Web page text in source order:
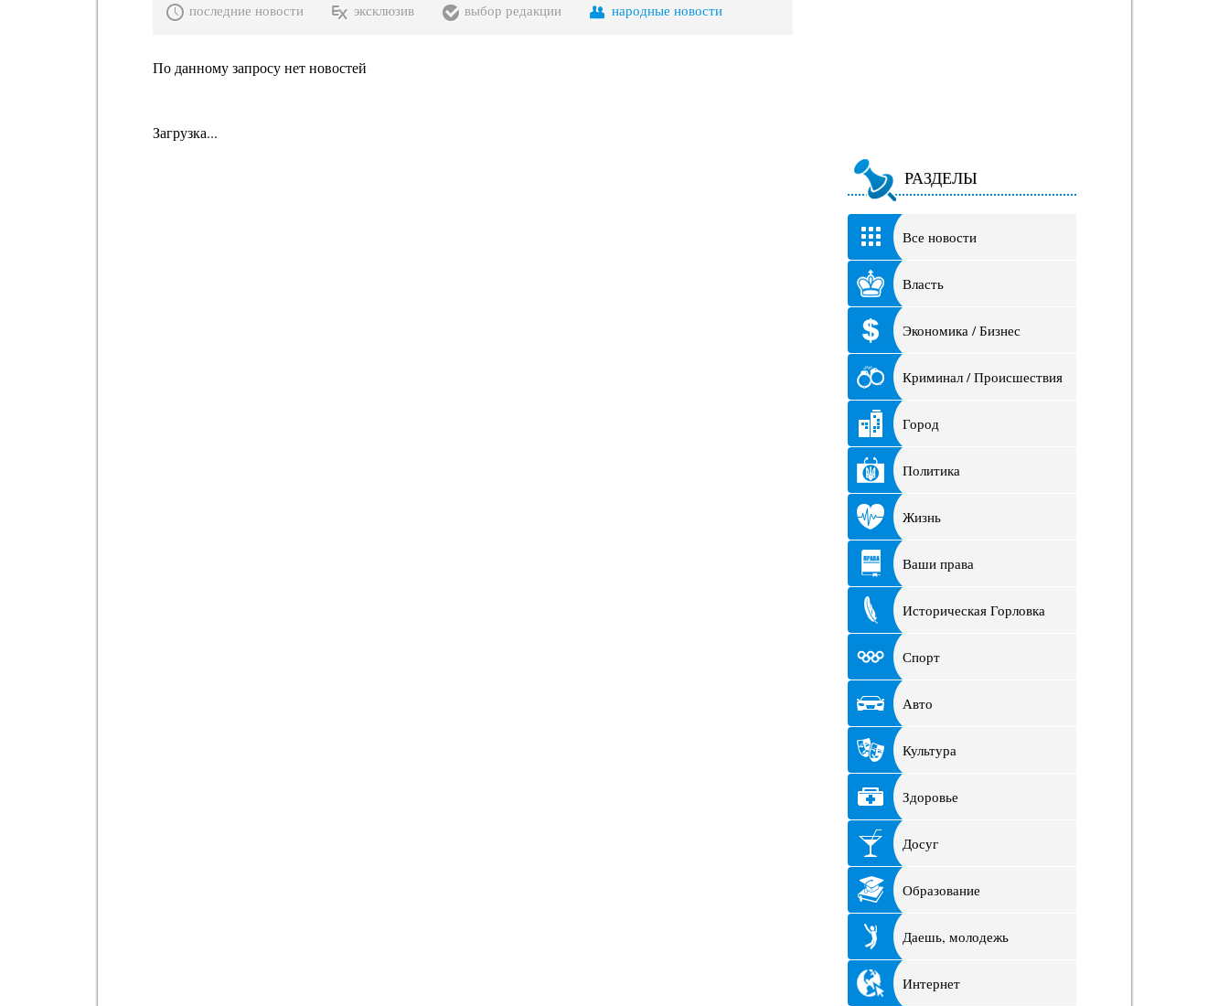
последние новости эксклюзив выбор редакции народные новости
По данному запросу нет новостей
Загрузка...
РАЗДЕЛЫ
Все новости
Власть
Экономика / Бизнес
Криминал / Происшествия
Город
Политика
Жизнь
Ваши права
Историческая Горловка
Спорт
Авто
Культура
Здоровье
Досуг
Образование
Даешь, молодежь
Интернет